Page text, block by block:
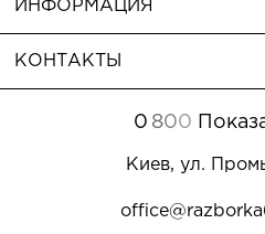
ИНФОРМАЦИЯ
КОНТАКТЫ
0 800
Киев, ул.